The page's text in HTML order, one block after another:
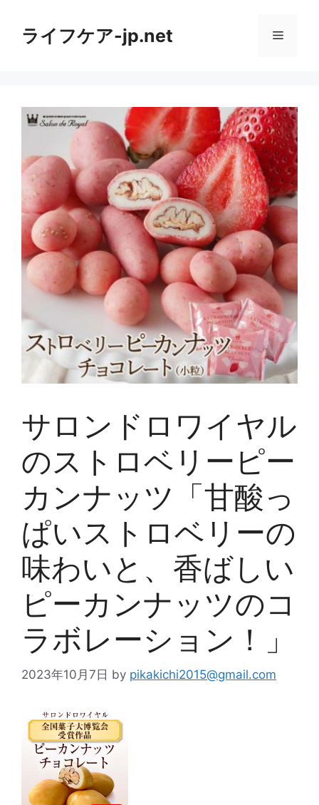
ライフケア-jp.net メ
ュ
ー
サロンドロワイヤル
のストロベリーピー
カンナッツ「甘酸っ
ぱいストロベリーの
味わいと、香ばしい
ピーカンナッツのコ
ラボレーション！」
2023年10月7日 by pikakichi2015@gmail.com